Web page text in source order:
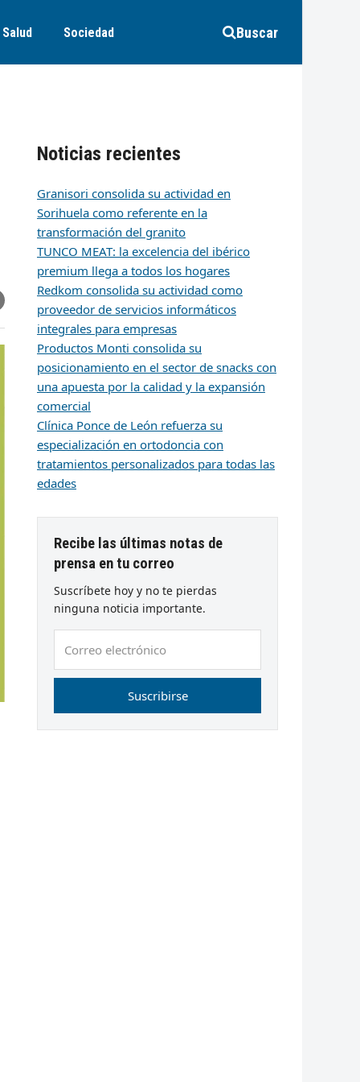
Salud Sociedad Buscar
Noticias recientes
Granisori consolida su actividad en
Sorihuela como referente en la
transformación del granito
TUNCO MEAT: la excelencia del ibérico
premium llega a todos los hogares
Redkom consolida su actividad como
proveedor de servicios informáticos
integrales para empresas
Productos Monti consolida su
posicionamiento en el sector de snacks con
una apuesta por la calidad y la expansión
comercial
Clínica Ponce de León refuerza su
especialización en ortodoncia con
tratamientos personalizados para todas las
edades
Recibe las últimas notas de
prensa en tu correo
Suscríbete hoy y no te pierdas
ninguna noticia importante.
electrónico
Suscribirse